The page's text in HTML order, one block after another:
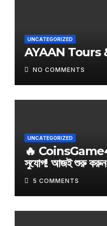
UNCATEGORIZED
AYAAN Tours
NO COMMENTS
UNCATEGORIZED
🔥 CoinsGame4-
সুযোগ! আজই শুরু করুন
5 COMMENTS